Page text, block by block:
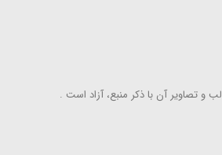
و تصاویر آن با ذكر منبع، آزاد است .